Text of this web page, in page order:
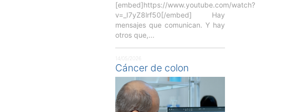
[embed]https://www.youtube.com/watch?
v=_I7yZ8lrf50[/embed] Hay
mensajes que comunican. Y hay
otros que,...
14/05/2026
Cáncer de colon